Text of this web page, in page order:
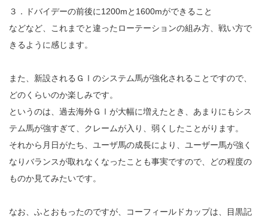
３．ドバイデーの前後に1200mと1600mができること
などなど、これまでと違ったローテーションの組み方、戦い方で
きるように感じます。
また、新設されるＧⅠのシステム馬が強化されることですので、
どのくらいのか楽しみです。
というのは、過去海外ＧⅠが大幅に増えたとき、あまりにもシス
テム馬が強すぎて、クレームが入り、弱くしたことがります。
それから月日がたち、ユーザ馬の成長により、ユーザー馬が強く
なりバランスが取れなくなったことも事実ですので、どの程度の
ものか見てみたいです。
なお、ふとおもったのですが、コーフィールドカップは、目黒記